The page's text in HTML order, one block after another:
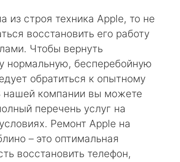
из строя техника Apple, то не
восстановить его работу
Чтобы вернуть
нормальную, бесперебойную
обратиться к опытному
нашей компании вы можете
перечень услуг на
Ремонт Apple на
– это оптимальная
восстановить телефон,